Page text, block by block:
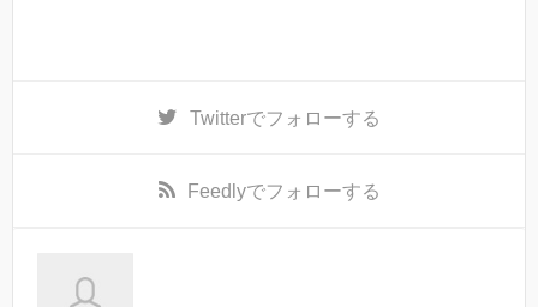
Twitterでフォローする
Feedlyでフォローする